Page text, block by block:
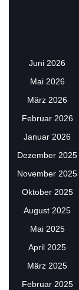
Juni 2026
Mai 2026
März 2026
Februar 2026
Januar 2026
Dezember 2025
November 2025
Oktober 2025
August 2025
Mai 2025
April 2025
März 2025
Februar 2025